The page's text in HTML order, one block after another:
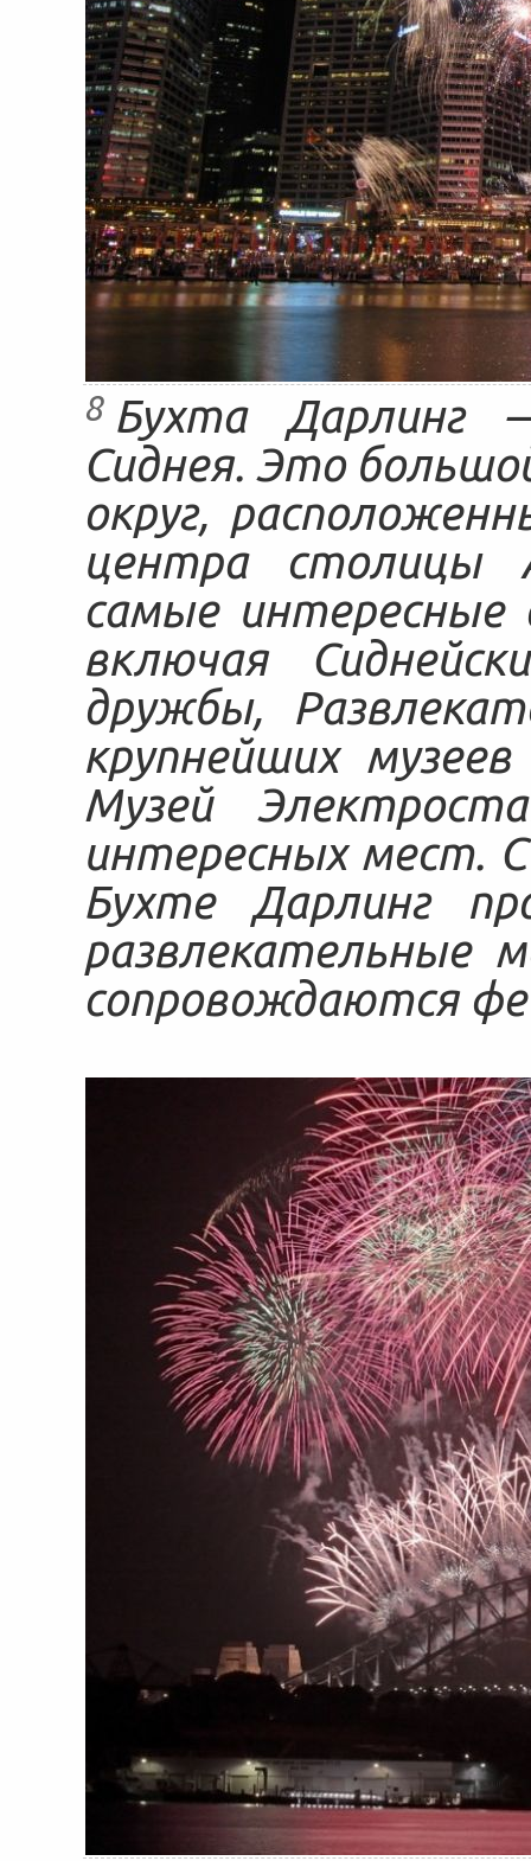
8 Бухта Дарлинг
Сиднея. Это
округ,
центра столицы
самые интересные
включая
дружбы,
крупнейших
Музей
интересных мест.
Бухте Дарлинг
развлекательные
сопровождаются